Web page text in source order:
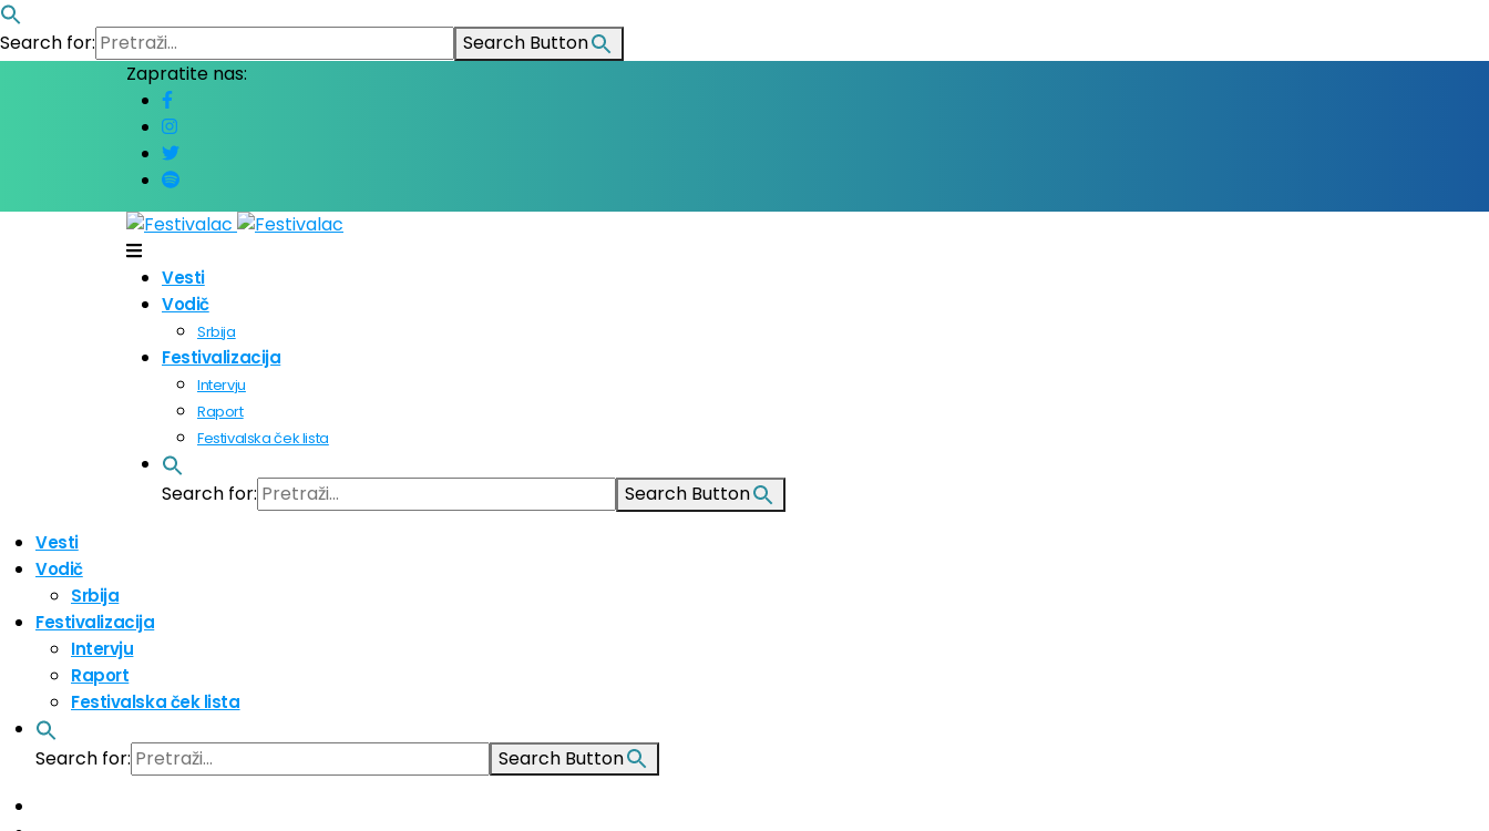
Search for:
Search Button
Zapratite nas:
Vesti
Vodič
Srbija
Festivalizacija
Intervju
Raport
Festivalska ček lista
Search for: Search Button
Vesti
Vodič
Srbija
Festivalizacija
Intervju
Raport
Festivalska ček lista
Search for: Search Button